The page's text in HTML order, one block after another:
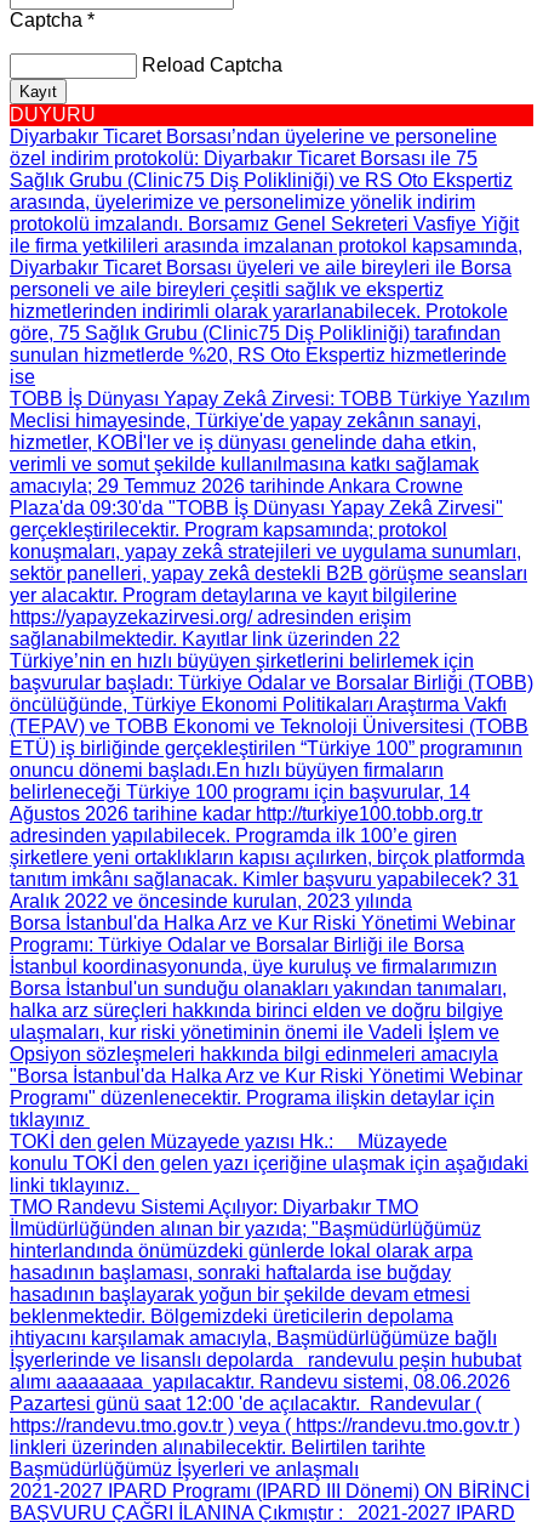
Captcha *
Reload Captcha
Kayıt
DUYURU
Diyarbakır Ticaret Borsası’ndan üyelerine ve personeline
özel indirim protokolü: Diyarbakır Ticaret Borsası ile 75
Sağlık Grubu (Clinic75 Diş Polikliniği) ve RS Oto Ekspertiz
arasında, üyelerimize ve personelimize yönelik indirim
protokolü imzalandı. Borsamız Genel Sekreteri Vasfiye Yiğit
ile firma yetkilileri arasında imzalanan protokol kapsamında,
Diyarbakır Ticaret Borsası üyeleri ve aile bireyleri ile Borsa
personeli ve aile bireyleri çeşitli sağlık ve ekspertiz
hizmetlerinden indirimli olarak yararlanabilecek. Protokole
göre, 75 Sağlık Grubu (Clinic75 Diş Polikliniği) tarafından
sunulan hizmetlerde %20, RS Oto Ekspertiz hizmetlerinde
ise
TOBB İş Dünyası Yapay Zekâ Zirvesi: TOBB Türkiye Yazılım
Meclisi himayesinde, Türkiye'de yapay zekânın sanayi,
hizmetler, KOBİ'ler ve iş dünyası genelinde daha etkin,
verimli ve somut şekilde kullanılmasına katkı sağlamak
amacıyla; 29 Temmuz 2026 tarihinde Ankara Crowne
Plaza'da 09:30'da "TOBB İş Dünyası Yapay Zekâ Zirvesi"
gerçekleştirilecektir. Program kapsamında; protokol
konuşmaları, yapay zekâ stratejileri ve uygulama sunumları,
sektör panelleri, yapay zekâ destekli B2B görüşme seansları
yer alacaktır. Program detaylarına ve kayıt bilgilerine
https://yapayzekazirvesi.org/ adresinden erişim
sağlanabilmektedir. Kayıtlar link üzerinden 22
Türkiye’nin en hızlı büyüyen şirketlerini belirlemek için
başvurular başladı: Türkiye Odalar ve Borsalar Birliği (TOBB)
öncülüğünde, Türkiye Ekonomi Politikaları Araştırma Vakfı
(TEPAV) ve TOBB Ekonomi ve Teknoloji Üniversitesi (TOBB
ETÜ) iş birliğinde gerçekleştirilen “Türkiye 100” programının
onuncu dönemi başladı.​ En hızlı büyüyen firmaların
belirleneceği Türkiye 100 programı için başvurular, 14
Ağustos 2026 tarihine kadar http://turkiye100.tobb.org.tr
adresinden yapılabilecek. Programda ilk 100’e giren
şirketlere yeni ortaklıkların kapısı açılırken, birçok platformda
tanıtım imkânı sağlanacak. Kimler başvuru yapabilecek? 31
Aralık 2022 ve öncesinde kurulan, 2023 yılında
Borsa İstanbul'da Halka Arz ve Kur Riski Yönetimi Webinar
Programı: Türkiye Odalar ve Borsalar Birliği ile Borsa
İstanbul koordinasyonunda, üye kuruluş ve firmalarımızın
Borsa İstanbul'un sunduğu olanakları yakından tanımaları,
halka arz süreçleri hakkında birinci elden ve doğru bilgiye
ulaşmaları, kur riski yönetiminin önemi ile Vadeli İşlem ve
Opsiyon sözleşmeleri hakkında bilgi edinmeleri amacıyla
"Borsa İstanbul'da Halka Arz ve Kur Riski Yönetimi Webinar
Programı" düzenlenecektir. Programa ilişkin detaylar için
tıklayınız
TOKİ den gelen Müzayede yazısı Hk.: Müzayede
konulu TOKİ den gelen yazı içeriğine ulaşmak için aşağıdaki
linki tıklayınız.
TMO Randevu Sistemi Açılıyor: Diyarbakır TMO
İlmüdürlüğünden alınan bir yazıda; "Başmüdürlüğümüz
hinterlandında önümüzdeki günlerde lokal olarak arpa
hasadının başlaması, sonraki haftalarda ise buğday
hasadının başlayarak yoğun bir şekilde devam etmesi
beklenmektedir. Bölgemizdeki üreticilerin depolama
ihtiyacını karşılamak amacıyla, Başmüdürlüğümüze bağlı
İşyerlerinde ve lisanslı depolarda randevulu peşin hububat
alımı aaaaaaaa yapılacaktır. Randevu sistemi, 08.06.2026
Pazartesi günü saat 12:00 'de açılacaktır. Randevular (
https://randevu.tmo.gov.tr ) veya ( https://randevu.tmo.gov.tr )
linkleri üzerinden alınabilecektir. Belirtilen tarihte
Başmüdürlüğümüz İşyerleri ve anlaşmalı
2021-2027 IPARD Programı (IPARD III Dönemi) ON BİRİNCİ
BAŞVURU ÇAĞRI İLANINA Çıkmıştır : 2021-2027 IPARD